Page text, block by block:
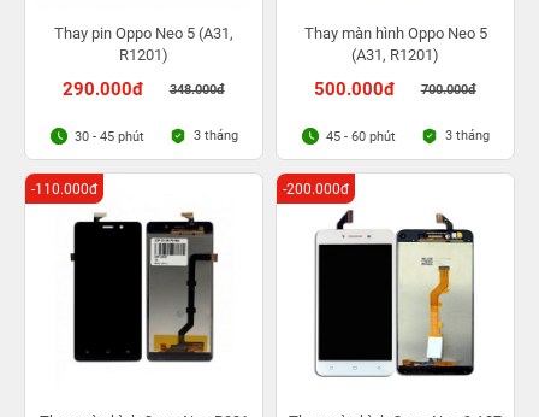
Thay pin Oppo Neo 5 (A31,
R1201)
290.000đ 348.000đ
30 - 45 phút 3 tháng
Thay màn hình Oppo Neo 5
(A31, R1201)
500.000đ 700.000đ
45 - 60 phút 3 tháng
-110.000đ -200.000đ